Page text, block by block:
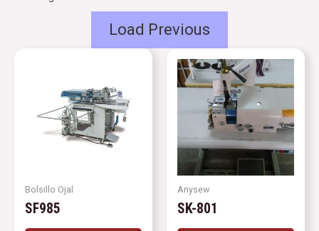
Load Previous
Bolsillo Ojal
SF985
Anysew
SK-801